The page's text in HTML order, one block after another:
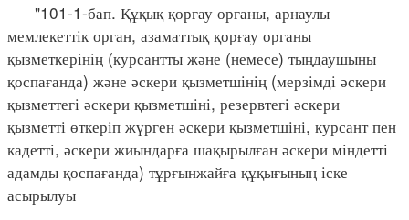
"101-1-бап. Құқық қорғау органы, арнаулы
мемлекеттік орган, азаматтық қорғау органы
қызметкерінің (курсантты және (немесе) тыңдаушыны
қоспағанда) және әскери қызметшінің (мерзімді әскери
қызметтегі әскери қызметшіні, резервтегі әскери
қызметті өткеріп жүрген әскери қызметшіні, курсант пен
кадетті, әскери жиындарға шақырылған әскери міндетті
адамды қоспағанда) тұрғынжайға құқығының іске
асырылуы